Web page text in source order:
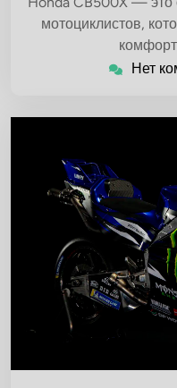
мотоциклистов,
Нет